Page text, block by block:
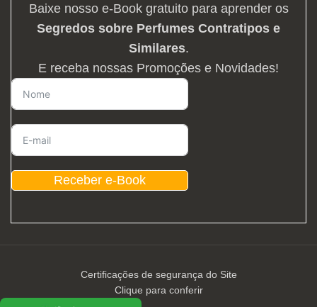
Baixe nosso e-Book gratuito para aprender os
Segredos sobre Perfumes Contratipos e
Similares.
E receba nossas Promoções e Novidades!
Receber e-Book
Certificações de segurança do Site
Clique para conferir